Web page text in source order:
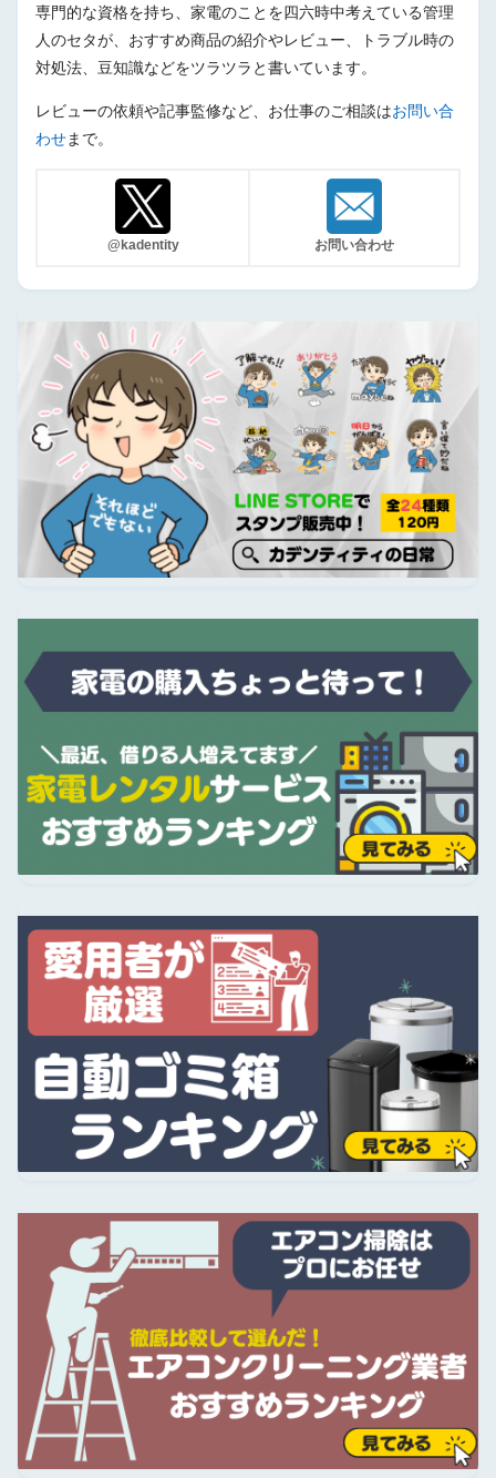
専門的な資格を持ち、家電のことを四六時中考えている管理
人のセタが、おすすめ商品の紹介やレビュー、トラブル時の
対処法、豆知識などをツラツラと書いています。
レビューの依頼や記事監修など、お仕事のご相談はお問い合
わせまで。
@kadentity お問い合わせ